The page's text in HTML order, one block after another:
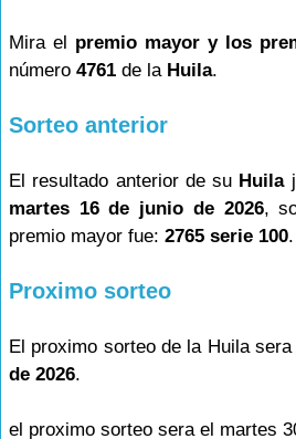
Mira el premio mayor y los
número 4761 de la Huila.
Sorteo anterior
El resultado anterior de su Huila
martes 16 de junio de 2026,
premio mayor fue: 2765 serie 100.
Proximo sorteo
El proximo sorteo de la Huila sera
de 2026.
el proximo sorteo sera el martes